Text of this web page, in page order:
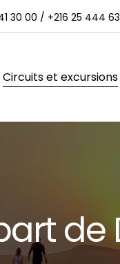
30 00 / +216 25 444
Circuits et excursions
artde